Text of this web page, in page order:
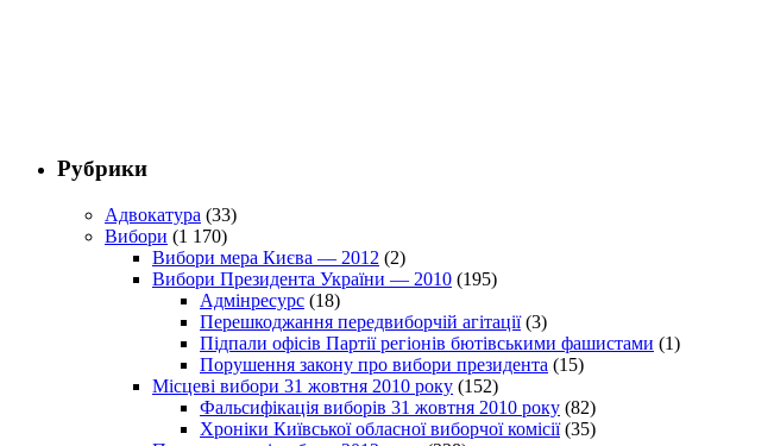
Рубрики
Адвокатура (33)
Вибори (1 170)
Вибори мера Києва — 2012 (2)
Вибори Президента України — 2010 (195)
Адмінресурс (18)
Перешкоджання передвиборчій агітації(3)
Підпали офісів Партії регіонів бютівськими фашистами (1)
Порушення закону про вибори президента (15)
Місцеві вибори 31 жовтня 2010 року (152)
Фальсифікація виборів 31 жовтня 2010 року (82)
Хроніки Київської обласної виборчої комісії(35)